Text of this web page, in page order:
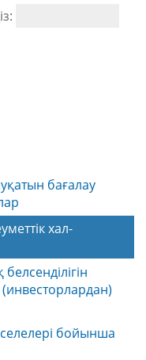
бағалау
хал-
(инвесторлардан)
бойынша